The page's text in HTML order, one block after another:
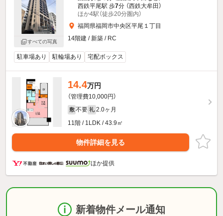
すべての写真
西鉄平尾駅 歩7分 （西鉄大牟田）
ほか4駅（徒歩20分圏内）
福岡県福岡市中央区平尾１丁目
14階建 / 新築 / RC
駐車場あり 駐輪場あり 宅配ボックス
14.4万円
（管理費10,000円）
敷 不要 礼 2.0ヶ月
11階 / 1LDK / 43.9㎡
物件詳細を見る
ほか提供
新着物件メール通知